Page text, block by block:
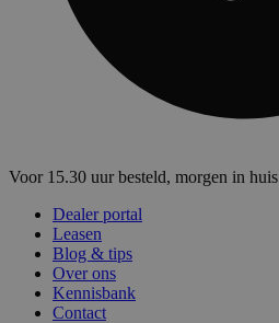
Voor 15.30 uur besteld, morgen in huis
Dealer portal
Leasen
Blog & tips
Over ons
Kennisbank
Contact